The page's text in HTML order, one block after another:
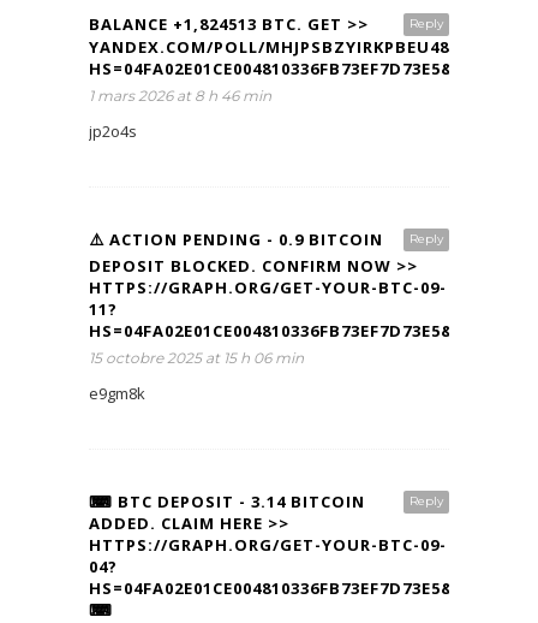
Reply
BALANCE +1,824513 BTC. GET >>
YANDEX.COM/POLL/MHJPSBZYIRKPBEU48DZHGH?
HS=04FA02E01CE004810336FB73EF7D73E5&
1 mars 2026 at 8 h 46 min
jp2o4s
Reply
⚠️ ACTION PENDING - 0.9 BITCOIN
DEPOSIT BLOCKED. CONFIRM NOW >>
HTTPS://GRAPH.ORG/GET-YOUR-BTC-09-
11?
HS=04FA02E01CE004810336FB73EF7D73E5&
15 octobre 2025 at 15 h 06 min
e9gm8k
Reply
⌨ BTC DEPOSIT - 3.14 BITCOIN
ADDED. CLAIM HERE >>
HTTPS://GRAPH.ORG/GET-YOUR-BTC-09-
04?
HS=04FA02E01CE004810336FB73EF7D73E5&
⌨